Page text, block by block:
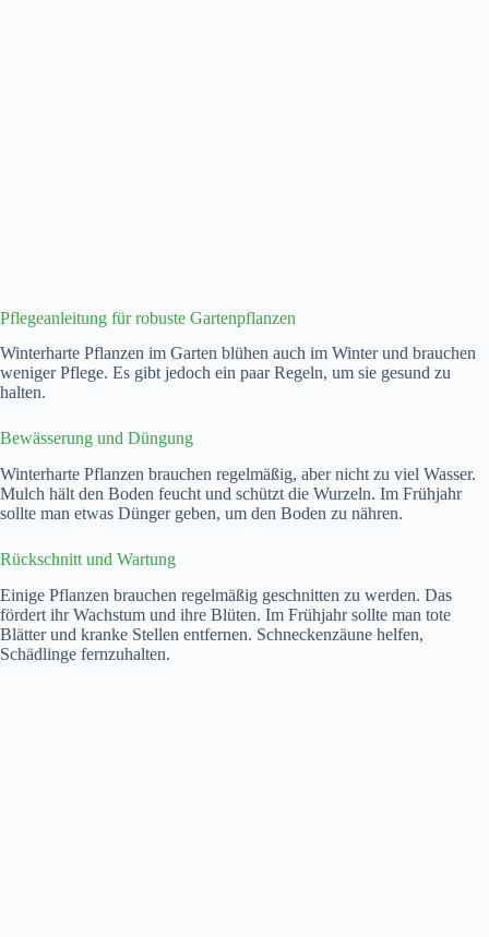
Pflegeanleitung für robuste Gartenpflanzen
Winterharte Pflanzen im Garten blühen auch im Winter und brauchen
weniger Pflege. Es gibt jedoch ein paar Regeln, um sie gesund zu
halten.
Bewässerung und Düngung
Winterharte Pflanzen brauchen regelmäßig, aber nicht zu viel Wasser.
Mulch hält den Boden feucht und schützt die Wurzeln. Im Frühjahr
sollte man etwas Dünger geben, um den Boden zu nähren.
Rückschnitt und Wartung
Einige Pflanzen brauchen regelmäßig geschnitten zu werden. Das
fördert ihr Wachstum und ihre Blüten. Im Frühjahr sollte man tote
Blätter und kranke Stellen entfernen. Schneckenzäune helfen,
Schädlinge fernzuhalten.